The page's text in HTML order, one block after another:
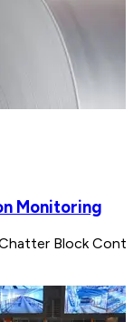
Monitoring
Block